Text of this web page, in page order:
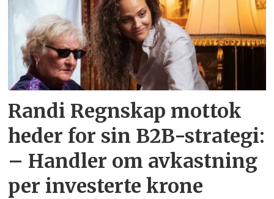
Randi Regnskap mottok
heder for sin B2B-strategi:
– Handler om avkastning
per investerte krone